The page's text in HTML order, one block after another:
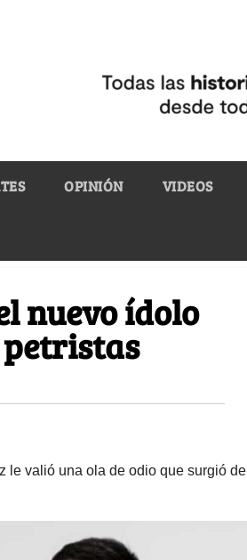
OPINIÓN VIDEOS
nuevo ídolo
petristas
le valió una ola de odio que surgió del